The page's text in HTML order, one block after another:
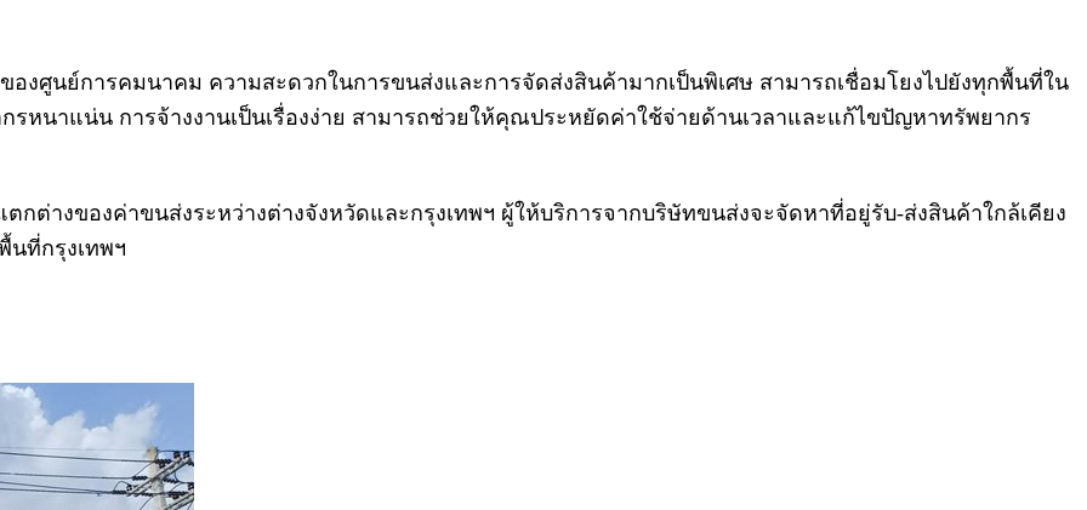
งศูนย์การคมนาคม ความสะดวกในการขนส่งและการจัดส่งสินค้ามากเป็นพิเศษ สามารถเชื่อมโยงไปยังทุกพื้นที่ใน
รหนาแน่น การจ้างงานเป็นเรื่องง่าย สามารถช่วยให้คุณประหยัดค่าใช้จ่ายด้านเวลาและแก้ไขปัญหาทรัพยากร
ต่างของค่าขนส่งระหว่างต่างจังหวัดและกรุงเทพฯ ผู้ให้บริการจากบริษัทขนส่งจะจัดหาที่อยู่รับ-ส่งสินค้าใกล้เคียง
นที่กรุงเทพฯ